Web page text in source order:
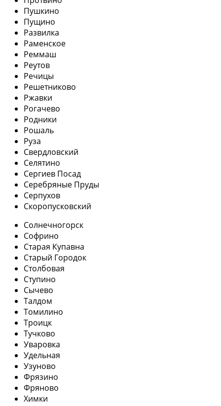
Пушкино
Пущино
Развилка
Раменское
Реммаш
Реутов
Речицы
Решетниково
Ржавки
Рогачево
Родники
Рошаль
Руза
Свердловский
Селятино
Сергиев Посад
Серебряные Пруды
Серпухов
Скоропусковский
Солнечногорск
Софрино
Старая Купавна
Старый Городок
Столбовая
Ступино
Сычево
Талдом
Томилино
Троицк
Тучково
Уваровка
Удельная
Узуново
Фрязино
Фряново
Химки